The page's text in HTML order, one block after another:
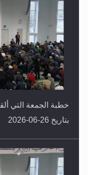
خطبة الجمعة التي